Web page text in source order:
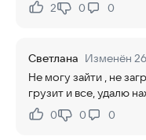
Нравится:
2Не нравится:
0 0
Светлана Изменён
Не могу зайти , не
грузит и все, удалю
Нравится:
0Не нравится:
0 0